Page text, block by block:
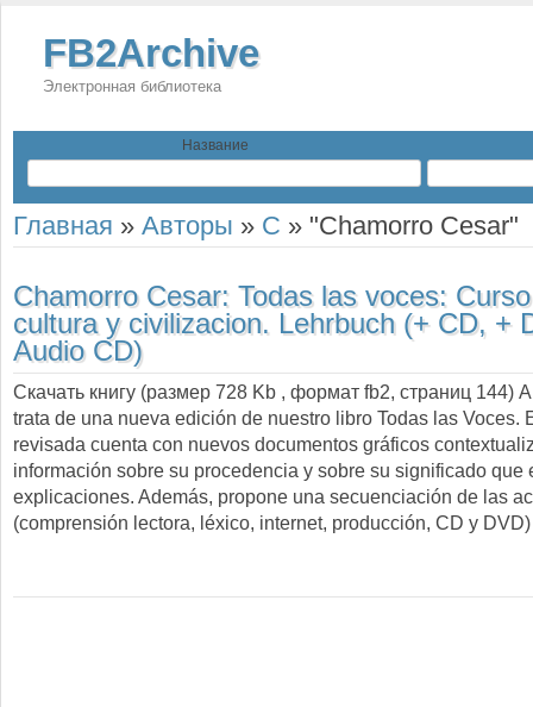
FB2Archive
Электронная библиотека
Название
Главная » Авторы » C » "Chamorro Cesar"
Chamorro Cesar: Todas las voces:
cultura y civilizacion. Lehrbuch (+ CD, +
Audio CD)
Скачать книгу (размер 728 Kb , формат fb2, страниц 144)
trata de una nueva edición de nuestro libro Todas las Voces.
revisada cuenta con nuevos documentos gráficos
información sobre su procedencia y sobre su significado que
explicaciones. Además, propone una secuenciación de las
(comprensión lectora, léxico, internet, producción, CD y